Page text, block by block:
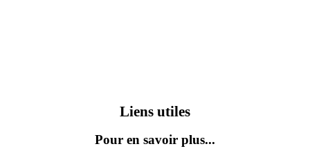
Liens utiles
Pour en savoir plus...